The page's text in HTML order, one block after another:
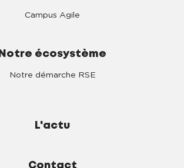
Campus Agile
Notre écosystème
Notre démarche RSE
L'actu
Contact